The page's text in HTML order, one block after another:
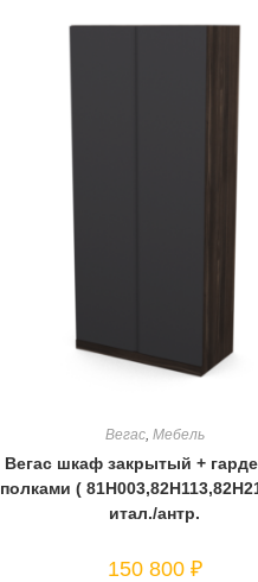
Вегас, Мебель
Вегас шкаф закрытый +
полками (
итал./антр.
150 800 ₽